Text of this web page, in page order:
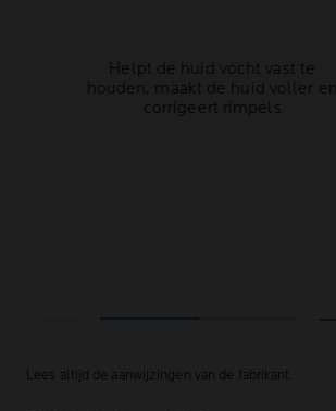
Helpt de huid vocht vast te
houden, maakt de huid voller en
corrigeert rimpels
Lees altijd de aanwijzingen van de fabrikant.